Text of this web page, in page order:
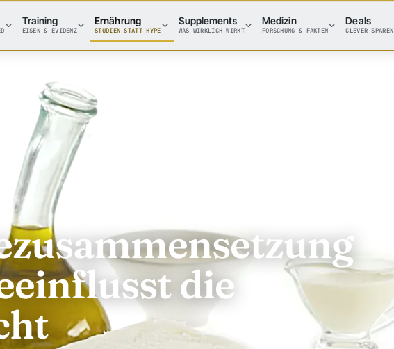
Training
EISEN & EVIDENZ
Ernährung
STUDIEN STATT HYPE
Supplements
WAS WIRKLICH WIRKT
Medizin
FORSCHUNG & FAKTEN
Deals
CLEVER SPAREN
die